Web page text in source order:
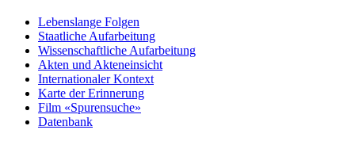
Lebenslange Folgen
Staatliche Aufarbeitung
Wissenschaftliche Aufarbeitung
Akten und Akteneinsicht
Internationaler Kontext
Karte der Erinnerung
Film «Spurensuche»
Datenbank